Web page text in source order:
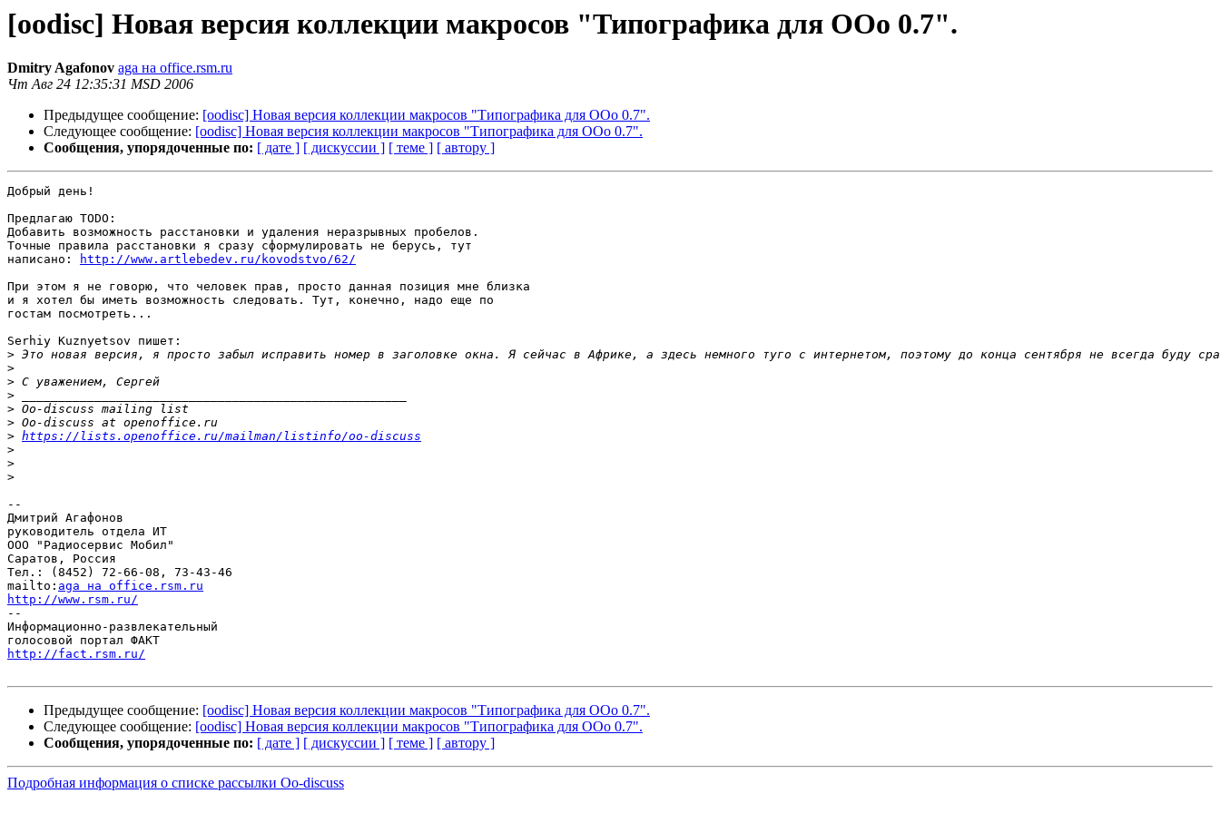
[oodisc] Новая версия коллекции макросов "Типографика для ООо 0.7".
Dmitry Agafonov aga на office.rsm.ru
Чт Авг 24 12:35:31 MSD 2006
Предыдущее сообщение: [oodisc] Новая версия коллекции макросов "Типографика для ООо 0.7".
Следующее сообщение: [oodisc] Новая версия коллекции макросов "Типографика для ООо 0.7".
Сообщения, упорядоченные по: [ дате ] [ дискуссии ] [ теме ] [ автору ]
Добрый день!
Предлагаю TODO:
Добавить возможность расстановки и удаления неразрывных пробелов.
Точные правила расстановки я сразу сформулировать не берусь, тут
написано:
http://www.artlebedev.ru/kovodstvo/62/
При этом я не говорю, что человек прав, просто данная позиция мне близка
и я хотел бы иметь возможность следовать. Тут, конечно, надо еще по
гостам посмотреть...
Serhiy Kuznyetsov пишет:
>
>
>
>
>
>
> https://lists.openoffice.ru/mailman/listinfo/oo-discuss
>
>
>
--
Дмитрий Агафонов
руководитель отдела ИТ
ООО "Радиосервис Мобил"
Саратов, Россия
Тел.: (8452) 72-66-08, 73-43-46
mailto: aga на office.rsm.ru
http://www.rsm.ru/
--
Информационно-развлекательный
http://fact.rsm.ru/
Предыдущее сообщение: [oodisc] Новая версия коллекции макросов "Типографика для ООо 0.7".
Следующее сообщение: [oodisc] Новая версия коллекции макросов "Типографика для ООо 0.7".
Сообщения, упорядоченные по: [ дате ] [ дискуссии ] [ теме ] [ автору ]
Подробная информация о списке рассылки Oo-discuss